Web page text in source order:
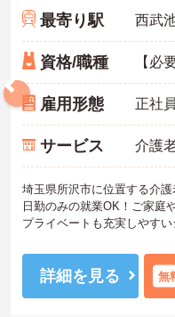
最寄り駅
資格/職種
雇用形態 正社
サービス 介護
埼玉県所沢市に位置する介護
日勤のみの就業OK！ご家庭
プライベートも充実しやすい
たしますので、お気軽にご
詳細を見る 無